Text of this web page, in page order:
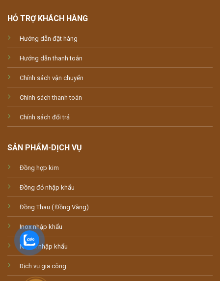
HỖ TRỢ KHÁCH HÀNG
Hướng dẫn đặt hàng
Hướng dẫn thanh toán
Chính sách vận chuyển
Chính sách thanh toán
Chính sách đổi trả
SẢN PHẨM-DỊCH VỤ
Đồng hợp kim
Đồng đỏ nhập khẩu
Đồng Thau ( Đồng Vàng)
Inox nhập khẩu
Nhôm nhập khẩu
Dịch vụ gia công